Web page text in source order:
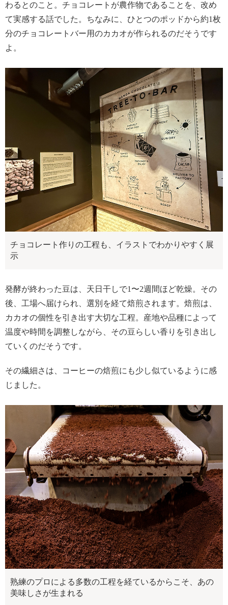
わるとのこと。チョコレートが農作物であることを、改め
て実感する話でした。ちなみに、ひとつのポッドから約1枚
分のチョコレートバー用のカカオが作られるのだそうです
よ。
チョコレート作りの工程も、イラストでわかりやすく展
示
発酵が終わった豆は、天日干しで1〜2週間ほど乾燥。その
後、工場へ届けられ、選別を経て焙煎されます。焙煎は、
カカオの個性を引き出す大切な工程。産地や品種によって
温度や時間を調整しながら、その豆らしい香りを引き出し
ていくのだそうです。
その繊細さは、コーヒーの焙煎にも少し似ているように感
じました。
熟練のプロによる多数の工程を経ているからこそ、あの
美味しさが生まれる